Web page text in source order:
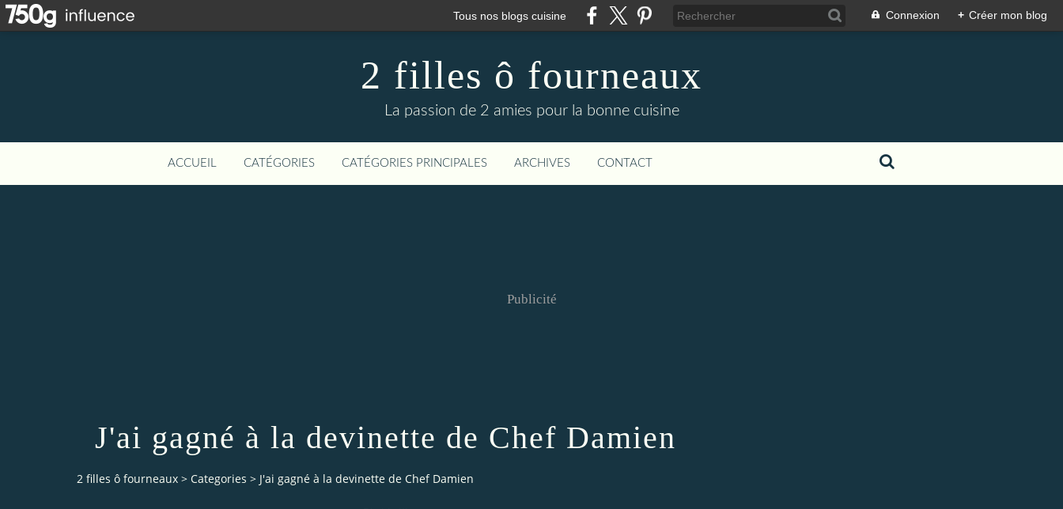
Tous nos blogs cuisine Connexion + Créer mon blog
2 filles ô fourneaux
La passion de 2 amies pour la bonne cuisine
ACCUEIL CATÉGORIES CATÉGORIES PRINCIPALES ARCHIVES CONTACT
Publicité
J'ai gagné à la devinette de Chef Damien
2 filles ô fourneaux > Categories > J'ai gagné à la devinette de Chef Damien